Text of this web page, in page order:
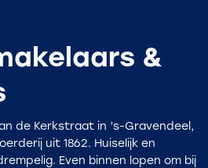
&
de Kerkstraat in ’s-Gravendeel,
uit 1862. Huiselijk en
Even binnen lopen om bij